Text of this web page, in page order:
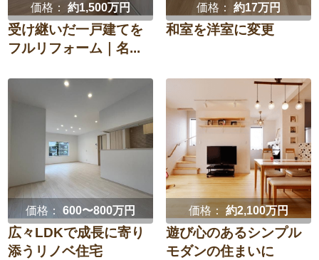
価格：約1,500万円
受け継いだ一戸建てを
フルリフォーム｜名...
価格： 約17万円
和室を洋室に変更
価格：600〜800万円
広々LDKで成長に寄り
添うリノベ住宅
価格： 約2,100万円
遊び心のあるシンプル
モダンの住まいに